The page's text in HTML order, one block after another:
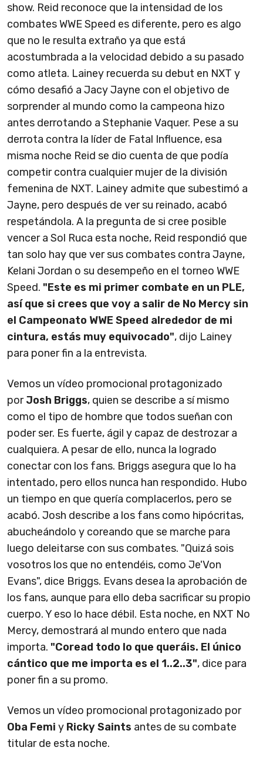
show. Reid reconoce que la intensidad de los
combates WWE Speed es diferente, pero es algo
que no le resulta extraño ya que está
acostumbrada a la velocidad debido a su pasado
como atleta. Lainey recuerda su debut en NXT y
cómo desafió a Jacy Jayne con el objetivo de
sorprender al mundo como la campeona hizo
antes derrotando a Stephanie Vaquer. Pese a su
derrota contra la líder de Fatal Influence, esa
misma noche Reid se dio cuenta de que podía
competir contra cualquier mujer de la división
femenina de NXT. Lainey admite que subestimó a
Jayne, pero después de ver su reinado, acabó
respetándola. A la pregunta de si cree posible
vencer a Sol Ruca esta noche, Reid respondió que
tan solo hay que ver sus combates contra Jayne,
Kelani Jordan o su desempeño en el torneo WWE
Speed. "Este es mi primer combate en un PLE,
así que si crees que voy a salir de No Mercy sin
el Campeonato WWE Speed alrededor de mi
cintura, estás muy equivocado", dijo Lainey
para poner fin a la entrevista.
Vemos un vídeo promocional protagonizado
porJosh Briggs, quien se describe a sí mismo
como el tipo de hombre que todos sueñan con
poder ser. Es fuerte, ágil y capaz de destrozar a
cualquiera. A pesar de ello, nunca la logrado
conectar con los fans. Briggs asegura que lo ha
intentado, pero ellos nunca han respondido. Hubo
un tiempo en que quería complacerlos, pero se
acabó. Josh describe a los fans como hipócritas,
abucheándolo y coreando que se marche para
luego deleitarse con sus combates. "Quizá sois
vosotros los que no entendéis, como Je'Von
Evans", dice Briggs. Evans desea la aprobación de
los fans, aunque para ello deba sacrificar su propio
cuerpo. Y eso lo hace débil. Esta noche, en NXT No
Mercy, demostrará al mundo entero que nada
importa. "Coread todo lo que queráis. El único
cántico que me importa es el 1..2..3", dice para
poner fin a su promo.
Vemos un vídeo promocional protagonizado por
Oba Femi y Ricky Saints antes de su combate
titular de esta noche.